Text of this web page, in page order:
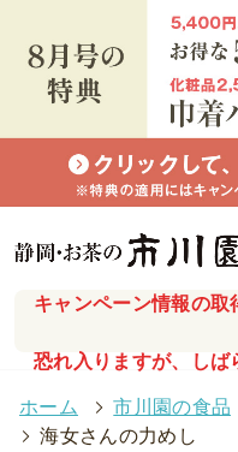
キャンペーン情報の取
恐れ入りますが、しば
ホーム > 市川園の食品
> 海女さんの力めし